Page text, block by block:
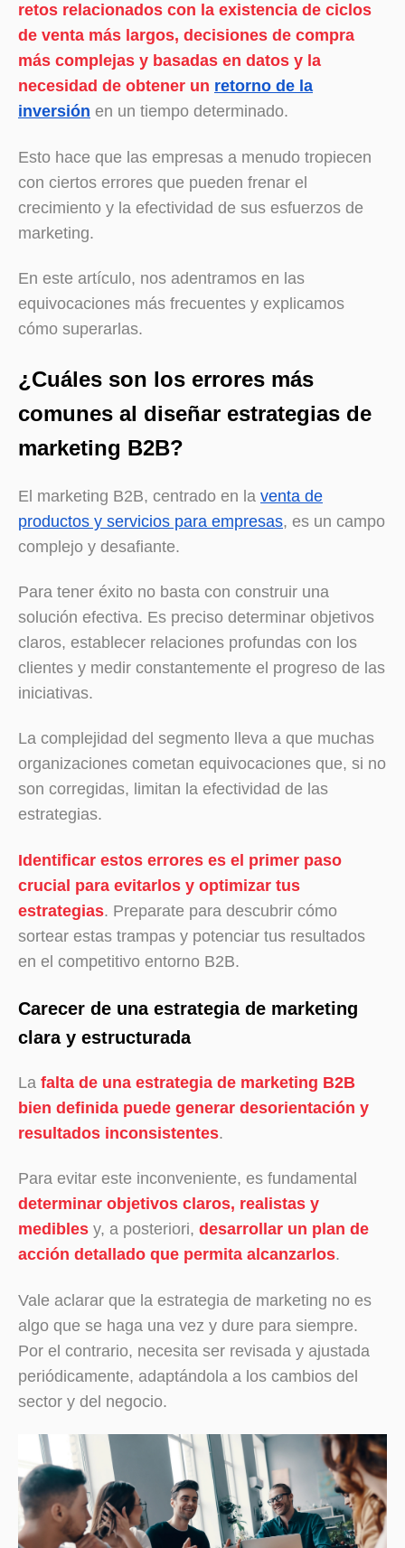
retos relacionados con la existencia de ciclos
de venta más largos, decisiones de compra
más complejas y basadas en datos y la
necesidad de obtener un retorno de la
inversión en un tiempo determinado.
Esto hace que las empresas a menudo tropiecen
con ciertos errores que pueden frenar el
crecimiento y la efectividad de sus esfuerzos de
marketing.
En este artículo, nos adentramos en las
equivocaciones más frecuentes y explicamos
cómo superarlas.
¿Cuáles son los errores más
comunes al diseñar estrategias de
marketing B2B?
El marketing B2B, centrado en la venta de
productos y servicios para empresas, es un campo
complejo y desafiante.
Para tener éxito no basta con construir una
solución efectiva. Es preciso determinar objetivos
claros, establecer relaciones profundas con los
clientes y medir constantemente el progreso de las
iniciativas.
La complejidad del segmento lleva a que muchas
organizaciones cometan equivocaciones que, si no
son corregidas, limitan la efectividad de las
estrategias.
Identificar estos errores es el primer paso
crucial para evitarlos y optimizar tus
estrategias. Preparate para descubrir cómo
sortear estas trampas y potenciar tus resultados
en el competitivo entorno B2B.
Carecer de una estrategia de marketing
clara y estructurada
La falta de una estrategia de marketing B2B
bien definida puede generar desorientación y
resultados inconsistentes.
Para evitar este inconveniente, es fundamental
determinar objetivos claros, realistas y
medibles y, a posteriori, desarrollar un plan de
acción detallado que permita alcanzarlos.
Vale aclarar que la estrategia de marketing no es
algo que se haga una vez y dure para siempre.
Por el contrario, necesita ser revisada y ajustada
periódicamente, adaptándola a los cambios del
sector y del negocio.